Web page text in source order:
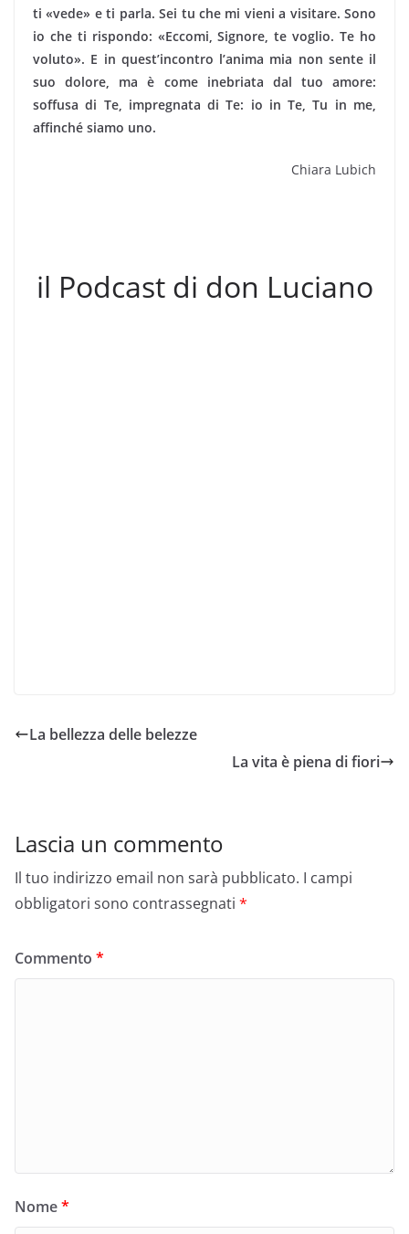
ti «vede» e ti parla. Sei tu che mi vieni a visitare. Sono
io che ti rispondo: «Eccomi, Signore, te voglio. Te ho
voluto». E in quest’incontro l’anima mia non sente il
suo dolore, ma è come inebriata dal tuo amore:
soffusa di Te, impregnata di Te: io in Te, Tu in me,
affinché siamo uno.
Chiara Lubich
il Podcast di don Luciano
La bellezza delle belezze
La vita è piena di fiori
Lascia un commento
Il tuo indirizzo email non sarà pubblicato. I campi
obbligatori sono contrassegnati *
Commento *
Nome*